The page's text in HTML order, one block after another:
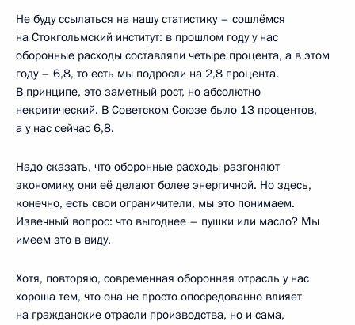
Не буду ссылаться на нашу статистику – сошлёмся
на Стокгольмский институт: в прошлом году у нас
оборонные расходы составляли четыре процента, а в этом
году – 6,8, то есть мы подросли на 2,8 процента.
В принципе, это заметный рост, но абсолютно
некритический. В Советском Союзе было 13 процентов,
а у нас сейчас 6,8.
Надо сказать, что оборонные расходы разгоняют
экономику, они её делают более энергичной. Но здесь,
конечно, есть свои ограничители, мы это понимаем.
Извечный вопрос: что выгоднее – пушки или масло? Мы
имеем это в виду.
Хотя, повторяю, современная оборонная отрасль у нас
хороша тем, что она не просто опосредованно влияет
на гражданские отрасли производства, но и сама,